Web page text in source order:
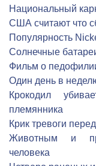
Национальный
США считают что
Популярность
Солнечные
Фильм о
Один день в
Крокодил
племянника
Крик тревоги
Животным и
человека